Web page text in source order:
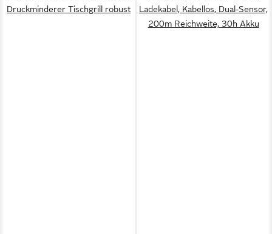
Druckminderer Tischgrill robust
Ladekabel, Kabellos, Dual-Sensor,
200m Reichweite, 30h Akku